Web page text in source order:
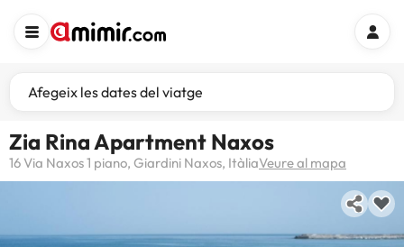
Afegeix les dates del viatge
Zia Rina Apartment Naxos
16 Via Naxos 1 piano, Giardini Naxos, ItàliaVeure al mapa